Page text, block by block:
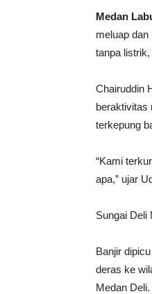
Medan
meluap
tanpa
Chairuddin
beraktivitas
terkepung
“Kami
apa,” ujar
Sungai Deli
Banjir
deras ke
Medan Deli.